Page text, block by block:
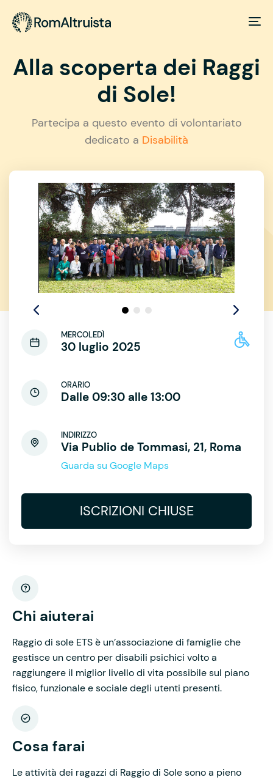
Alla scoperta dei Raggi
di Sole!
Partecipa a questo evento di volontariato
dedicato a Disabilità
MERCOLEDÌ
30 luglio 2025
ORARIO
Dalle 09:30 alle 13:00
INDIRIZZO
Via Publio de Tommasi, 21, Roma
Guarda su Google Maps
ISCRIZIONI CHIUSE
Chi aiuterai
Raggio di sole ETS è un’associazione di famiglie che
gestisce un centro per disabili psichici volto a
raggiungere il miglior livello di vita possibile sul piano
fisico, funzionale e sociale degli utenti presenti.
Cosa farai
Le attività dei ragazzi di Raggio di Sole sono a pieno